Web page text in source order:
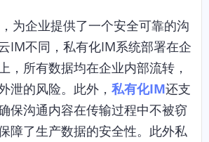
为企业提供了一个安全可靠的沟
IM不同，私有化IM系统部署在企
，所有数据均在企业内部流转，
泄的风险。此外， 私有化IM还支
保沟通内容在传输过程中不被窃
障了生产数据的安全性。此外私